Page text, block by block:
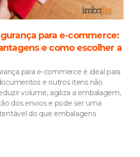
para e-commerce:
e como escolher a
para e-commerce é ideal para
e outros itens não
volume, agiliza a embalagem,
dos envios e pode ser uma
do que embalagens